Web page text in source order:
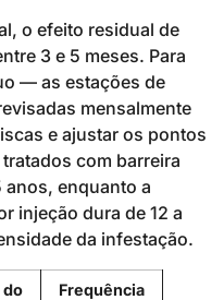
o efeito residual de
3 e 5 meses. Para
— as estações de
mensalmente
e ajustar os pontos
com barreira
anos, enquanto a
injeção dura de 12 a
da infestação.
do
Frequência